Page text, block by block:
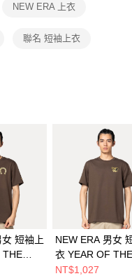
先享後付」服務完成之交
護人之同意方可使用
號之用戶狀況，依本公司即
冊。若發現惡意使用之情形，
用額度並採取法律行動。
NEW ERA 上衣
聯名 短袖上衣
短袖上
THE
ERA 核
NEW ERA 男女
衣 YEAR OF THE
HORSE 威奇塔
NT$1,027